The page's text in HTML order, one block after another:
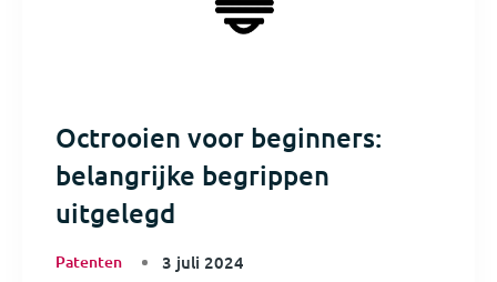
Octrooien voor beginners:
belangrijke begrippen
uitgelegd
Patenten 3 juli 2024